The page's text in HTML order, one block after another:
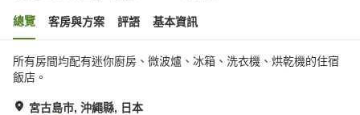
總覽 客房與方案 評語 基本資訊
所有房間均配有迷你廚房、微波爐、冰箱、洗衣機、烘乾機的住宿
飯店。
宮古島市, 沖繩縣, 日本